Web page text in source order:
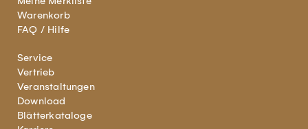
Warenkorb
FAQ / Hilfe
Service
Vertrieb
Veranstaltungen
Download
Blätterkataloge